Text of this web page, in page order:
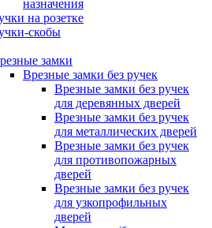
назначения
на розетке
скобы
замки
Врезные замки без ручек
Врезные замки без ручек
для деревянных дверей
Врезные замки без ручек
для металлических дверей
Врезные замки без ручек
для противопожарных
дверей
Врезные замки без ручек
для узкопрофильных
дверей